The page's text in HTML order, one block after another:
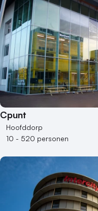
Cpunt
Hoofddorp
10 - 520 personen